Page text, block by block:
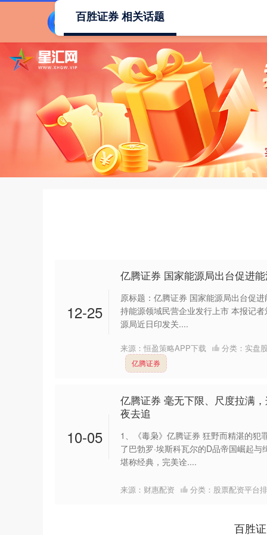
百胜证券 相关话题
12-25
亿腾证券 国家能源局出台促进
原标题：亿腾证券 国家能源局出台促
持能源领域民营企业发行上市 本报记
源局近日印发关....
来源：恒盈策略APP下载 分类： 实盘
亿腾证券
10-05
亿腾证券 毫无下限、尺度拉满
夜去追
1、《毒枭》亿腾证券 狂野而精湛的犯
了巴勃罗·埃斯科瓦尔的D品帝国崛起
堪称经典，完美诠....
来源：财惠配资 分类： 股票配资平台
百胜